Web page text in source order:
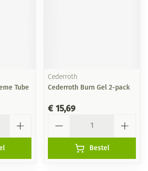
Tube
Cederroth
Cederroth Burn Gel 2-pack
€ 15,69
Bestel